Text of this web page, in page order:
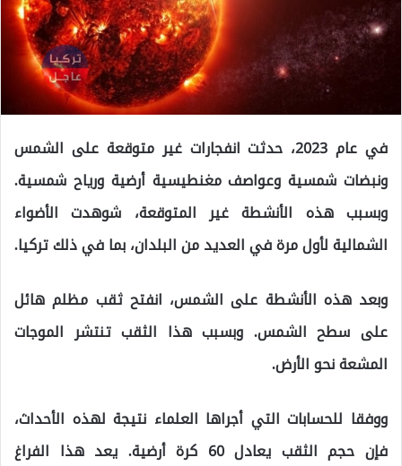
في عام 2023، حدثت انفجارات غير متوقعة على الشمس
ونبضات شمسية وعواصف مغنطيسية أرضية ورياح شمسية.
وبسبب هذه الأنشطة غير المتوقعة، شوهدت الأضواء
الشمالية لأول مرة في العديد من البلدان، بما في ذلك تركيا.
وبعد هذه الأنشطة على الشمس، انفتح ثقب مظلم هائل
على سطح الشمس. وبسبب هذا الثقب تنتشر الموجات
المشعة نحو الأرض.
ووفقا للحسابات التي أجراها العلماء نتيجة لهذه الأحداث،
فإن حجم الثقب يعادل 60 كرة أرضية. يعد هذا الفراغ